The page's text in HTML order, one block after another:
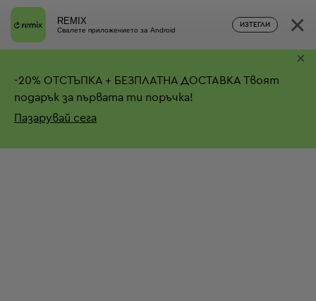
REMIX
Свалете приложението за Android
ИЗТЕГЛИ ×
-20% ОТСТЪПКА + БЕЗПЛАТНА ДОСТАВКА Твоят
подарък за първата ти поръчка!
Пазарувай сега
×